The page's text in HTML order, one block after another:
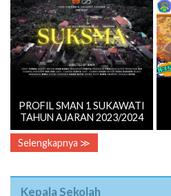
PROFIL SMAN 1 SUKAWATI
TAHUN AJARAN 2023/2024
Selengkapnya ≫
Kepala Sekolah